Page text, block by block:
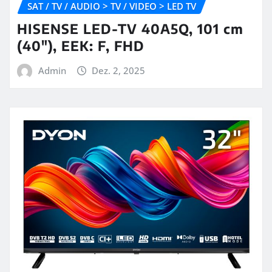
SAT / TV / AUDIO > TV / VIDEO > LED TV
HISENSE LED-TV 40A5Q, 101 cm
(40″), EEK: F, FHD
Admin Dez. 2, 2025